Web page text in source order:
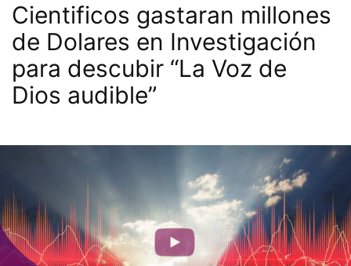
Cientificos gastaran millones
de Dolares en Investigación
para descubir “La Voz de
Dios audible”